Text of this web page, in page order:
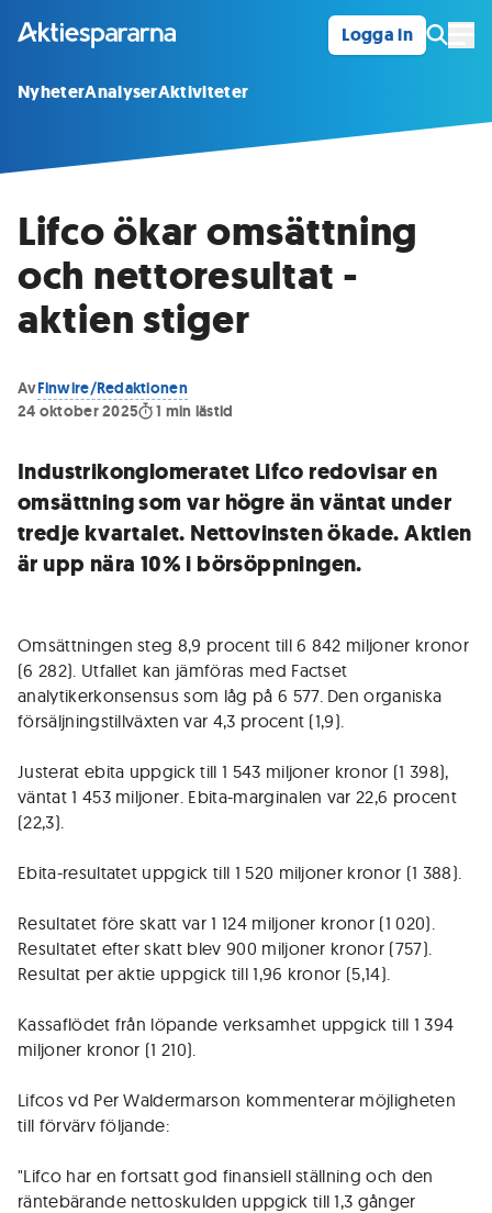
Logga in
NyheterAnalyserAktiviteter
Lifco ökar omsättning
och nettoresultat -
aktien stiger
AvFinwire/Redaktionen
24 oktober 2025
1 min lästid
Industrikonglomeratet Lifco redovisar en
omsättning som var högre än väntat under
tredje kvartalet. Nettovinsten ökade. Aktien
är upp nära 10% i börsöppningen.
Omsättningen steg 8,9 procent till 6 842 miljoner kronor
(6 282). Utfallet kan jämföras med Factset
analytikerkonsensus som låg på 6 577. Den organiska
försäljningstillväxten var 4,3 procent (1,9).
Justerat ebita uppgick till 1 543 miljoner kronor (1 398),
väntat 1 453 miljoner. Ebita-marginalen var 22,6 procent
(22,3).
Ebita-resultatet uppgick till 1 520 miljoner kronor (1 388).
Resultatet före skatt var 1 124 miljoner kronor (1 020).
Resultatet efter skatt blev 900 miljoner kronor (757).
Resultat per aktie uppgick till 1,96 kronor (5,14).
Kassaflödet från löpande verksamhet uppgick till 1 394
miljoner kronor (1 210).
Lifcos vd Per Waldermarson kommenterar möjligheten
till förvärv följande:
"Lifco har en fortsatt god finansiell ställning och den
räntebärande nettoskulden uppgick till 1,3 gånger